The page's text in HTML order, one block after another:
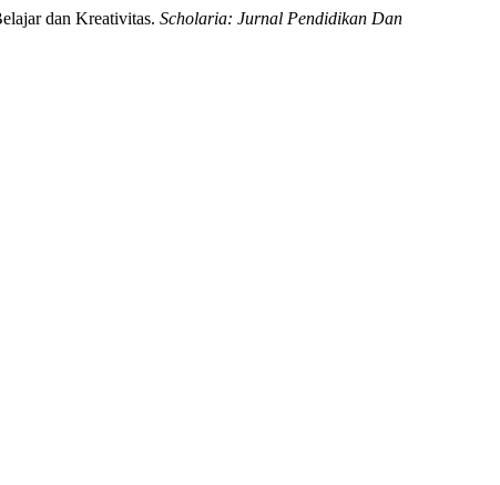
dan Kreativitas. Scholaria: Jurnal Pendidikan Dan